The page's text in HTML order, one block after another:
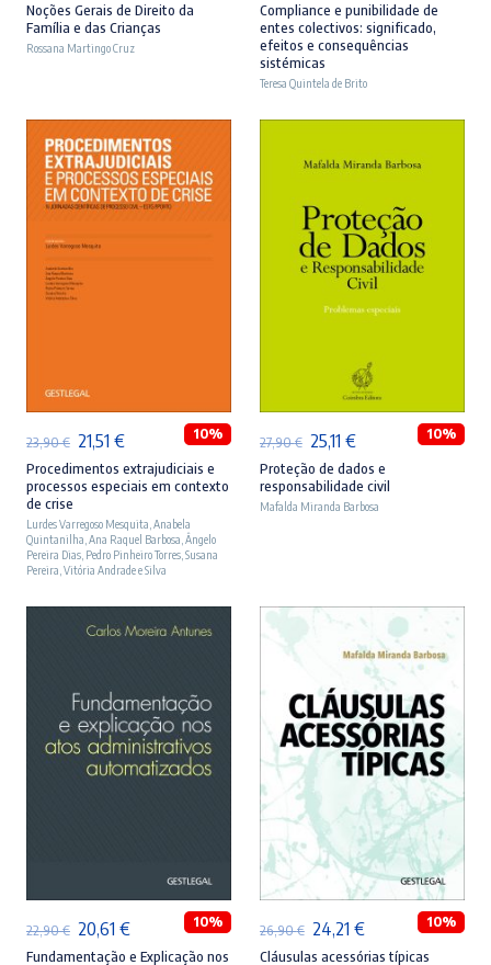
preço
original
preço
atual
Noções Gerais de Direito da
Família e das Crianças
Rossana Martingo Cruz
preço
original
era:
preço
atual
Compliance e punibilidade de
entes colectivos: significado,
efeitos e consequências
sistémicas
Teresa Quintela de Brito
23,90€ O
preço
original
era:
23,90 €.
21,51 €O
preço
atual
é:
21,51 €.
10%
Procedimentos extrajudiciais e
processos especiais em contexto
de crise
Lurdes Varregoso Mesquita Anabela
Quintanilha Ana Raquel Barbosa Ângelo
Pereira Dias Pedro Pinheiro Torres Susana
Pereira Vitória Andrade e Silva
ADICIONAR
27,90€ O
preço
original
25,11 €O
preço
atual
10%
Proteção de dados e
responsabilidade civil
Mafalda Miranda Barbosa
22,90€ O
preço
20,61 €O
preço
10%
Fundamentação e Explicação nos
ADICIONAR
26,90€ O
preço
24,21 €O
preço
10%
Cláusulas acessórias típicas